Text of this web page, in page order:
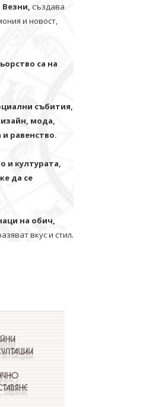
Везни, създава
и новост,
са на
събития,
мода,
равенство.
и културата,
да се
на обич,
вкус и стил.